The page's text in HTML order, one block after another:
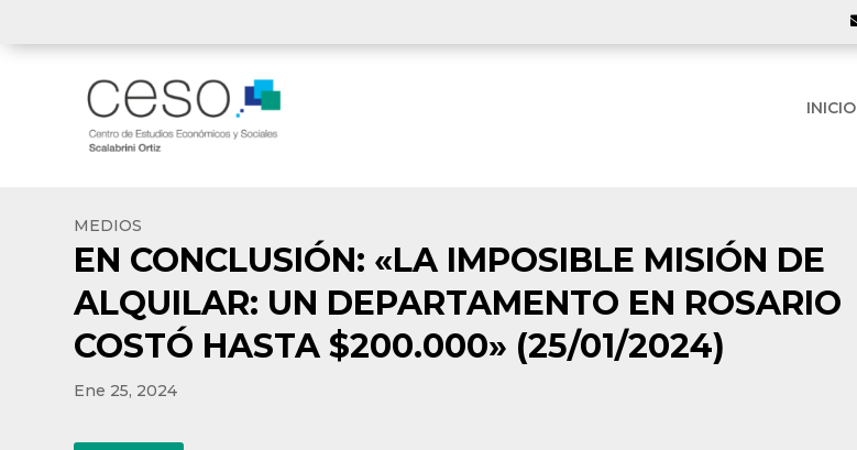
INICIO
MEDIOS
EN CONCLUSIÓN: «LA IMPOSIBLE MISIÓN DE
ALQUILAR: UN DEPARTAMENTO EN ROSARIO
COSTÓ HASTA $200.000» (25/01/2024)
Ene 25, 2024